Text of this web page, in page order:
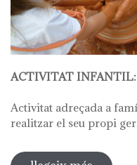
ACTIVITAT INFANTIL:
Activitat adreçada a
realitzar el seu propi